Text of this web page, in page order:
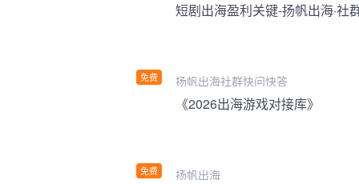
免费
短剧出海盈利关键-扬帆出海·社
扬帆出海社群快问快答
免费
《2026出海游戏对接库》
扬帆出海